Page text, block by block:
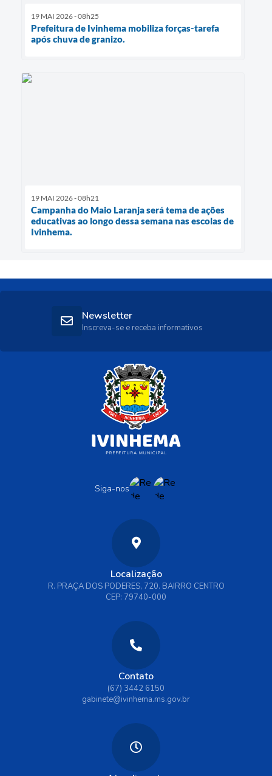
19 MAI 2026 - 08h25
Prefeitura de Ivinhema mobiliza forças-tarefa
após chuva de granizo.
19 MAI 2026 - 08h21
Campanha do Maio Laranja será tema de ações
educativas ao longo dessa semana nas escolas de
Ivinhema.
Siga-nos
Localização
R. PRAÇA DOS PODERES, 720. BAIRRO CENTRO
CEP: 79740-000
Contato
(67) 3442 6150
gabinete@ivinhema.ms.gov.br
Newsletter
Inscreva-se e receba informativos